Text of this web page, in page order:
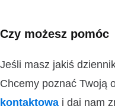
Czy możesz pomóc
Jeśli masz jakiś
Chcemy poznać Twoją
kontaktowa i daj nam